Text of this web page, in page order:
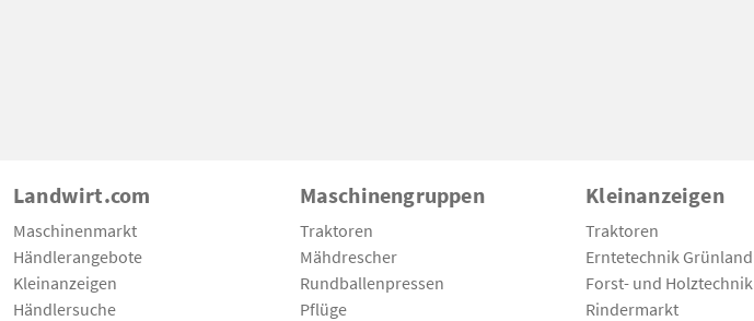
Landwirt.com
Maschinenmarkt
Händlerangebote
Kleinanzeigen
Händlersuche
Maschinengruppen
Traktoren
Mähdrescher
Rundballenpressen
Pflüge
Kleinanzeigen
Traktoren
Erntetechnik Grünland
Forst- und Holztechnik
Rindermarkt